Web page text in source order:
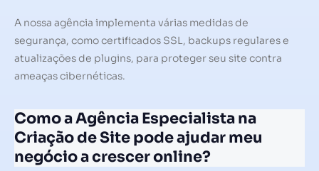
A nossa agência implementa várias medidas de
segurança, como certificados SSL, backups regulares e
atualizações de plugins, para proteger seu site contra
ameaças cibernéticas.
Como a Agência Especialista na
Criação de Site pode ajudar meu
negócio a crescer online?